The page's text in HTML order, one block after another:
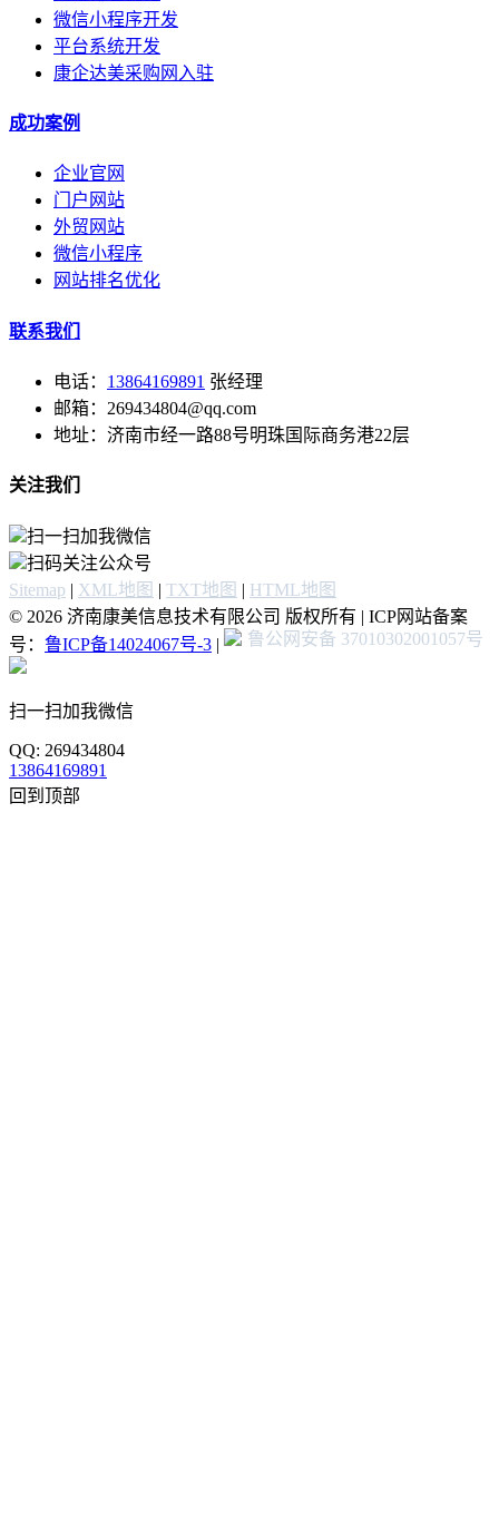
微信小程序开发
平台系统开发
康企达美采购网入驻
成功案例
企业官网
门户网站
外贸网站
微信小程序
网站排名优化
联系我们
电话： 13864169891 张经理
邮箱：269434804@qq.com
地址：济南市经一路88号明珠国际商务港22层
关注我们
扫一扫加我微信
扫码关注公众号
Sitemap | XML地图 | TXT地图 | HTML地图
© 2026 济南康美信息技术有限公司 版权所有 | ICP网站备案
号： 鲁ICP备14024067号-3 | 鲁公网安备 37010302001057号
扫一扫加我微信
QQ: 269434804
13864169891
回到顶部